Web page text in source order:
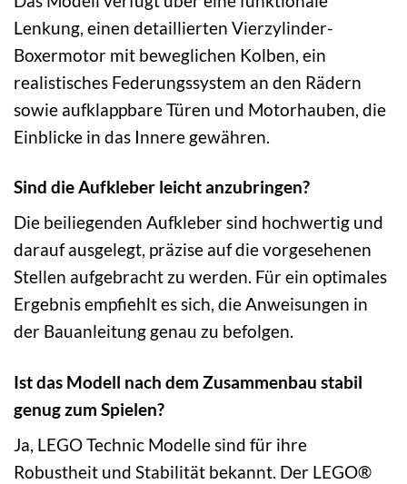
Lenkung, einen detaillierten Vierzylinder-
Boxermotor mit beweglichen Kolben, ein
realistisches Federungssystem an den Rädern
sowie aufklappbare Türen und Motorhauben, die
Einblicke in das Innere gewähren.
Sind die Aufkleber leicht anzubringen?
Die beiliegenden Aufkleber sind hochwertig und
darauf ausgelegt, präzise auf die vorgesehenen
Stellen aufgebracht zu werden. Für ein optimales
Ergebnis empfiehlt es sich, die Anweisungen in
der Bauanleitung genau zu befolgen.
Ist das Modell nach dem Zusammenbau stabil
genug zum Spielen?
Ja, LEGO Technic Modelle sind für ihre
Robustheit und Stabilität bekannt. Der LEGO®